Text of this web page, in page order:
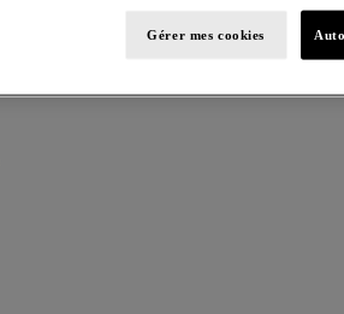
Gérer mes cookies